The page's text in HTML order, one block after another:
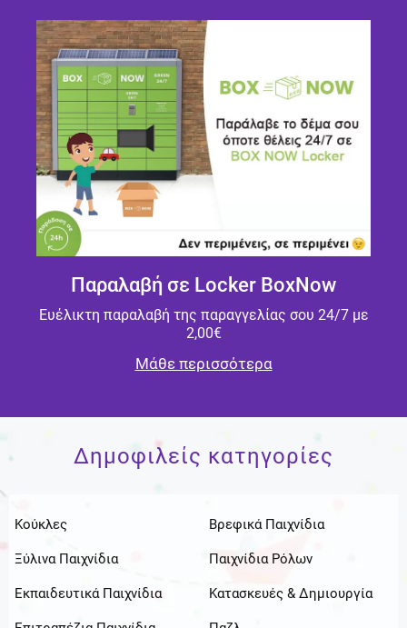
Παραλαβή σε Locker BoxNow
Ευέλικτη παραλαβή της παραγγελίας σου 24/7 με
2,00€
Μάθε περισσότερα
Δημοφιλείς κατηγορίες
Κούκλες Βρεφικά Παιχνίδια
Ξύλινα Παιχνίδια Παιχνίδια Ρόλων
Εκπαιδευτικά Παιχνίδια Κατασκευές & Δημιουργία